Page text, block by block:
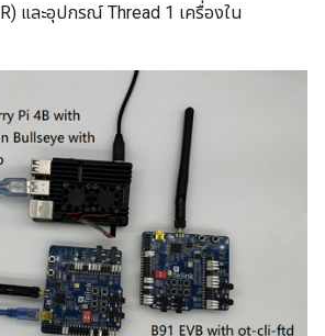
และอุปกรณ์ Thread 1 เครื่องใน